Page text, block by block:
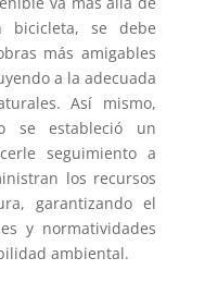
bicicleta, se debe
más amigables
a la adecuada
Así mismo,
se estableció un
seguimiento a
los recursos
garantizando el
y normatividades
ambiental.